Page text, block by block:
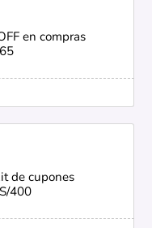
en compras
de cupones
400